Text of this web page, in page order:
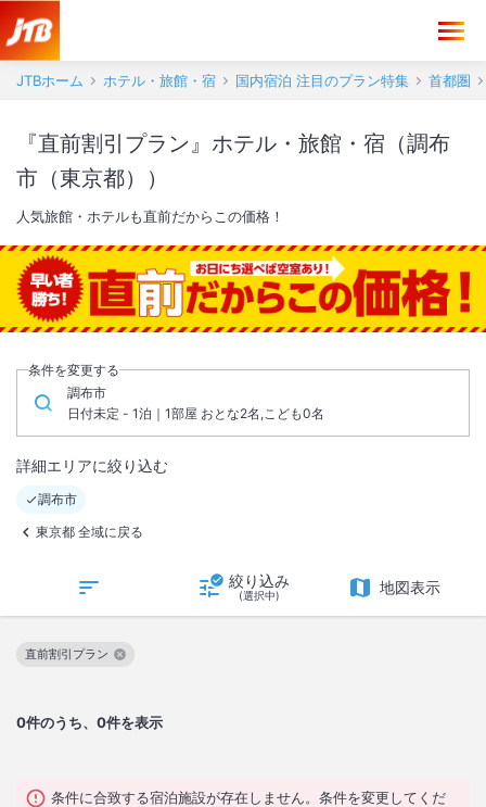
JTBホーム ホテル・旅館・宿 国内宿泊 注目のプラン特集 首都圏
『直前割引プラン』ホテル・旅館・宿（調布
市（東京都））
人気旅館・ホテルも直前だからこの価格！
条件を変更する
調布市
日付未定 - 1泊｜1部屋 おとな2名,こども0名
詳細エリアに絞り込む
調布市
東京都 全域に戻る
絞り込み
(選択中) 地図表示
0件のうち、0件を表示
直前割引プラン
この絞り込み条件を解除
条件に合致する宿泊施設が存在しません。条件を変更してくだ